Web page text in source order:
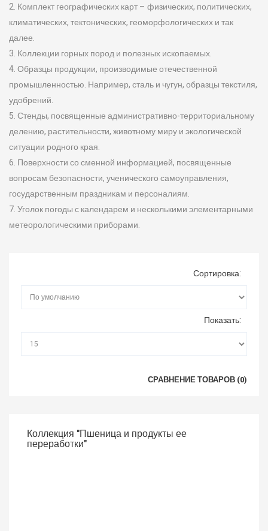
2. Комплект географических карт – физических, политических,
климатических, тектонических, геоморфологических и так
далее.
3. Коллекции горных пород и полезных ископаемых.
4. Образцы продукции, производимые отечественной
промышленностью. Например, сталь и чугун, образцы текстиля,
удобрений.
5. Стенды, посвященные административно-территориальному
делению, растительности, животному миру и экологической
ситуации родного края.
6. Поверхности со сменной информацией, посвященные
вопросам безопасности, ученического самоуправления,
государственным праздникам и персоналиям.
7. Уголок погоды с календарем и несколькими элементарными
метеорологическими приборами.
Сортировка:
Показать:
СРАВНЕНИЕ ТОВАРОВ (0)
Коллекция "Пшеница и продукты ее
переработки"